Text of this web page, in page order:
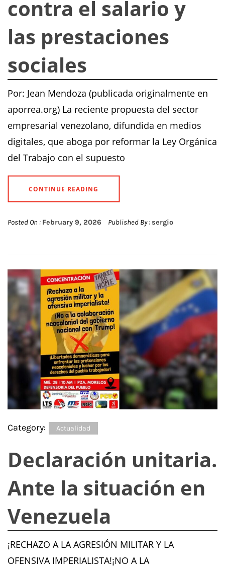
contra el salario y
las prestaciones
sociales
Por: Jean Mendoza (publicada originalmente en
aporrea.org) La reciente propuesta del sector
empresarial venezolano, difundida en medios
digitales, que aboga por reformar la Ley Orgánica
del Trabajo con el supuesto
CONTINUE READING
Posted On : February 9, 2026 Published By :sergio
Category: Actualidad
Declaración unitaria.
Ante la situación en
Venezuela
¡RECHAZO A LA AGRESIÓN MILITAR Y LA
OFENSIVA IMPERIALISTA!¡NO A LA